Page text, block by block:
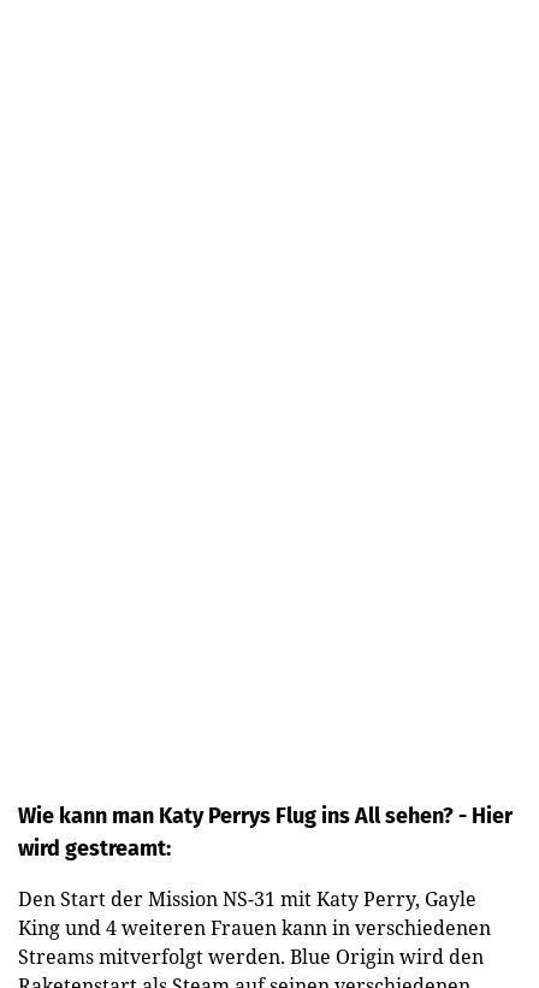
Wie kann man Katy Perrys Flug ins All sehen? - Hier
wird gestreamt:
Den Start der Mission NS-31 mit Katy Perry, Gayle
King und 4 weiteren Frauen kann in verschiedenen
Streams mitverfolgt werden. Blue Origin wird den